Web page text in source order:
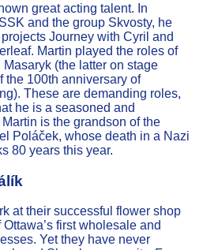
great acting talent. In
and the group Skvosty, he
Journey with Cyril and
Martin played the roles of
(the latter on stage
the 100th anniversary of
These are demanding roles,
he is a seasoned and
is the grandson of the
Poláček, whose death in a Nazi
80 years this year.
at their successful flower shop
first wholesale and
Yet they have never